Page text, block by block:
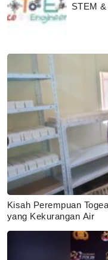
STEM
Kisah Perempuan
yang Kekurangan Air